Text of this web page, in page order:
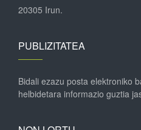
20305 Irun.
PUBLIZITATEA
Bidali ezazu posta elektroniko
helbidetara informazio guztia